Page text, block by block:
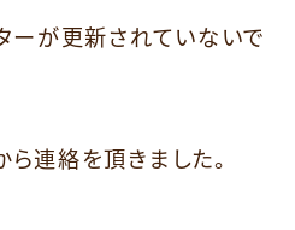
ーが更新されていないで
連絡を頂きました。